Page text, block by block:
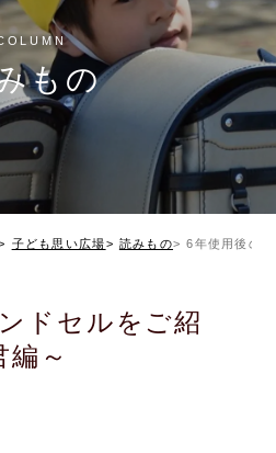
もの
子ども思い広場 読みもの 6年使用後の
ドセルをご紹
～